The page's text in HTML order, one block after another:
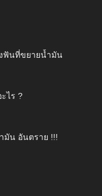
ฟันที่ขยายน้ำมัน
ไร ?
มัน อันตราย !!!